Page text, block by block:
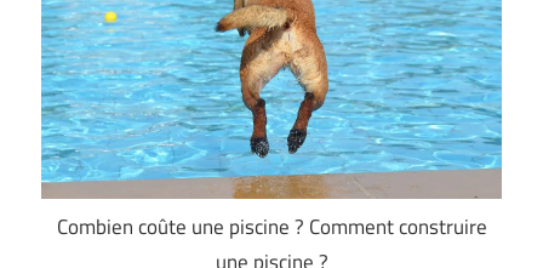
Combien coûte une piscine ? Comment construire